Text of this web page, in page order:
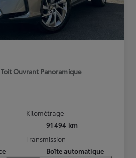
Ouvrant Panoramique
Kilométrage
91 494 km
Transmission
Boîte automatique